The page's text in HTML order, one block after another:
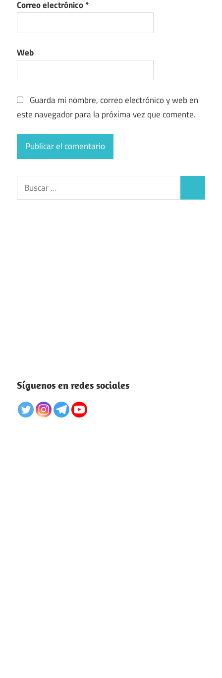
Correo electrónico*
Web
Guarda mi nombre, correo electrónico y web en
este navegador para la próxima vez que comente.
Buscar:
Síguenos en redes sociales